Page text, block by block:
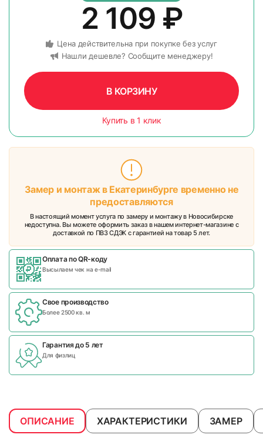
2 109 ₽
Цена действительна при покупке без услуг
Нашли дешевле? Сообщите менеджеру!
В КОРЗИНУ
Купить в 1 клик
Замер и монтаж в Екатеринбурге временно не
предоставляются
В настоящий момент услуга по замеру и монтажу в Новосибирске
недоступна. Вы можете оформить заказ в нашем интернет-магазине с
доставкой по ПВЗ СДЭК с гарантией на товар 5 лет.
Оплата по QR-коду
Высылаем чек на e-mail
Свое производство
Более 2500 кв. м
Гарантия до 5 лет
Для физлиц
ОПИСАНИЕ ХАРАКТЕРИСТИКИ ЗАМЕР